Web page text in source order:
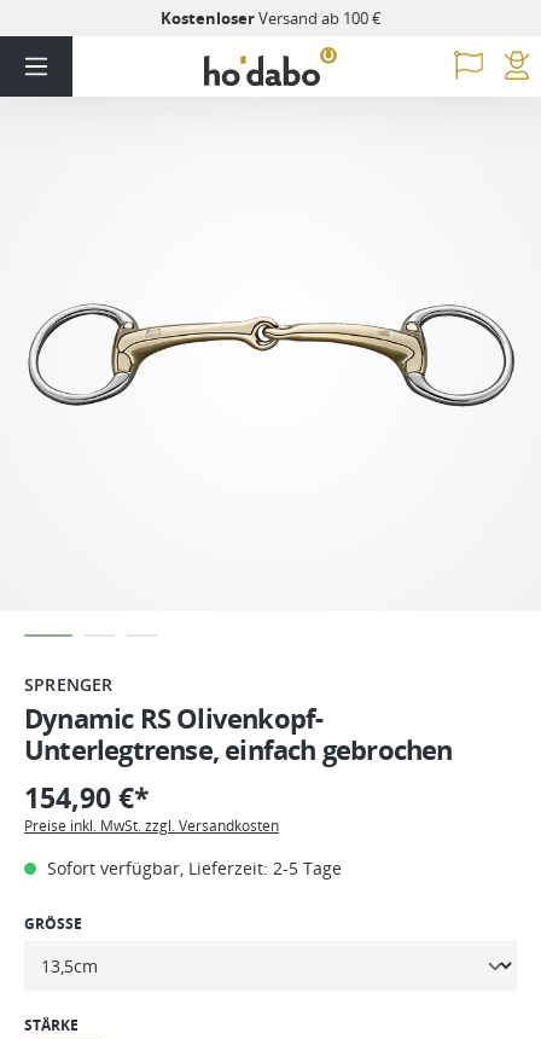
KostenloserVersand ab 100 €
SPRENGER
Dynamic RS Olivenkopf-
Unterlegtrense, einfach gebrochen
154,90 €*
Preise inkl. MwSt. zzgl. Versandkosten
Sofort verfügbar, Lieferzeit: 2-5 Tage
GRÖSSE
STÄRKE